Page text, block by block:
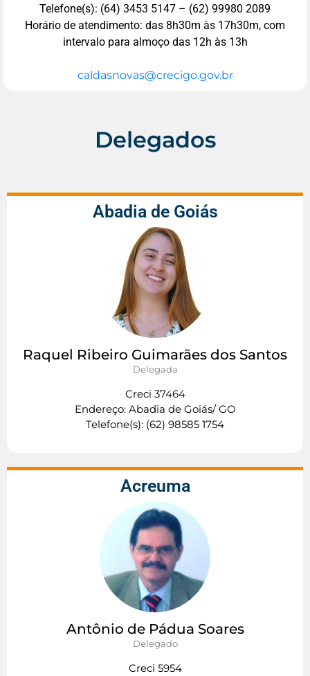
Telefone(s): (64) 3453 5147 – (62) 99980 2089
Horário de atendimento: das 8h30m às 17h30m, com
intervalo para almoço das 12h às 13h
caldasnovas@crecigo.gov.br
Delegados
Abadia de Goiás
Raquel Ribeiro Guimarães dos Santos
Delegada
Creci 37464
Endereço: Abadia de Goiás/ GO
Telefone(s): (62) 98585 1754
Acreuma
Antônio de Pádua Soares
Delegado
Creci 5954